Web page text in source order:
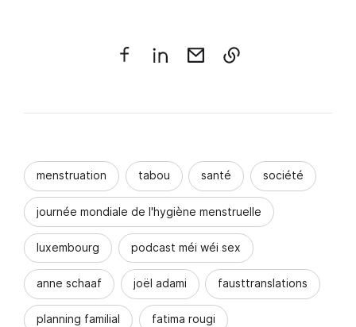
menstruation tabou santé société
journée mondiale de l'hygiène menstruelle
luxembourg podcast méi wéi sex
anne schaaf joël adami fausttranslations
planning familial fatima rougi